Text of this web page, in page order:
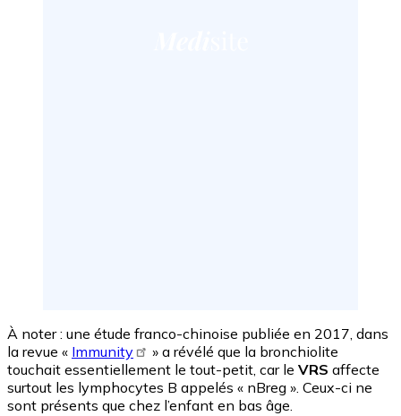
À noter : une étude franco-chinoise publiée en 2017, dans
la revue « Immunity
» a révélé que la bronchiolite
touchait essentiellement le tout-petit, car le VRS affecte
surtout les lymphocytes B appelés « nBreg ». Ceux-ci ne
sont présents que chez l’enfant en bas âge.